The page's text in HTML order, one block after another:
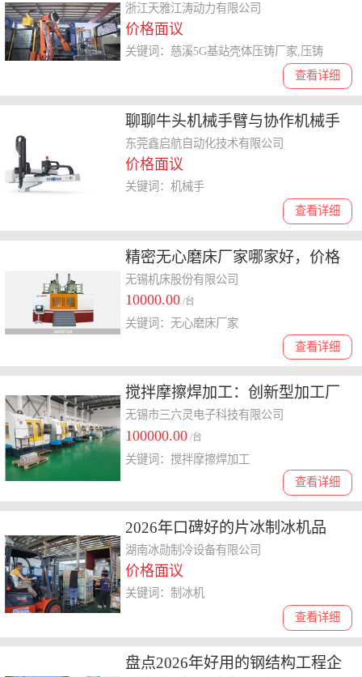
雅江涛动力供应
浙江天雅江涛动力有限公司
价格面议
查看详细
关键词：慈溪5G基站壳体压铸厂家,压铸
聊聊牛头机械手臂与协作机械手
臂，哪家口碑好选哪家
东莞鑫启航自动化技术有限公司
价格面议
查看详细
关键词：机械手
精密无心磨床厂家哪家好，价格
与质量如何平衡
无锡机床股份有限公司
10000.00 /台
查看详细
关键词：无心磨床厂家
搅拌摩擦焊加工：创新型加工厂
家**行业新高度
无锡市三六灵电子科技有限公司
100000.00 /台
查看详细
关键词：搅拌摩擦焊加工
2026年口碑好的片冰制冰机品
牌，告诉你质量好的制冰机怎么
收费
湖南冰勋制冷设备有限公司
价格面议
查看详细
关键词：制冰机
盘点2026年好用的钢结构工程企